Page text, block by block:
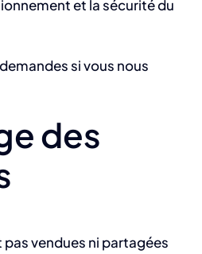
et la sécurité du
si vous nous
des
pas vendues ni partagées